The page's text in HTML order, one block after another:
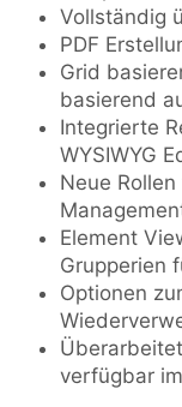
Vollständig
PDF
Grid
basierend
Integrierte
WYSIWYG
Neue
Element
Grupperien
Optionen
verfügbar